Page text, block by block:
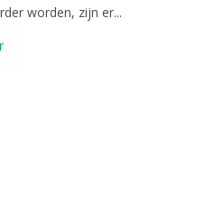
worden, zijn er...